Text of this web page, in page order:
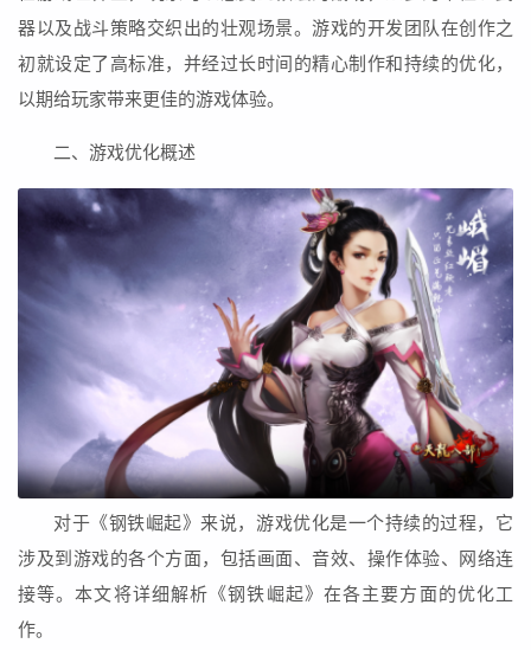
器以及战斗策略交织出的壮观场景。游戏的开发团队在创作之
初就设定了高标准，并经过长时间的精心制作和持续的优化，
以期给玩家带来更佳的游戏体验。
二、游戏优化概述
对于《钢铁崛起》来说，游戏优化是一个持续的过程，它
涉及到游戏的各个方面，包括画面、音效、操作体验、网络连
接等。本文将详细解析《钢铁崛起》在各主要方面的优化工
作。